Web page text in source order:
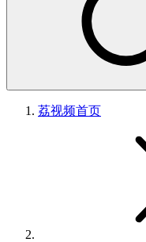
荔视频首页